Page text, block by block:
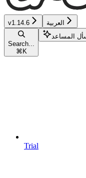
v1.14.6 العربية
Search...
⌘ K
المساعد
Trial